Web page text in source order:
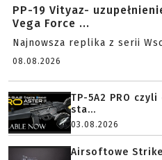
PP-19 Vityaz-
Vega Force ...
Najnowsza replika z serii
08.08.2026
TP-5A2 PRO
sta...
03.08.2026
Airsoftowe